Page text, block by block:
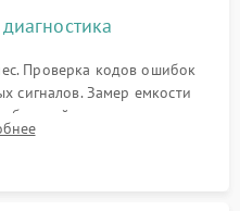
Проверка кодов ошибок
сигналов. Замер емкости
базовой станции зарядки.
и датчиков падения для